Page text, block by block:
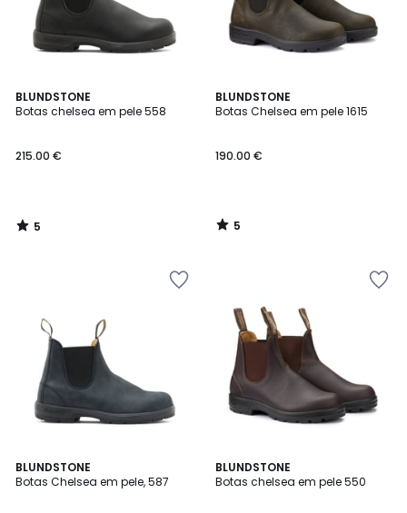
BLUNDSTONE
Botas chelsea em pele 558
€.
215.00 €
5
/
5
/
BLUNDSTONE
Botas Chelsea em pele 1615
190.00 €
5
/
5
/
BLUNDSTONE
Botas Chelsea em pele, 587
4,4
/ 5
BLUNDSTONE
Botas chelsea em pele 550
5
/